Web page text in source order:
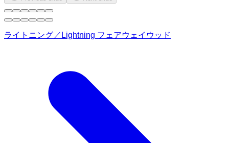
ライトニング／Lightning フェアウェイウッド